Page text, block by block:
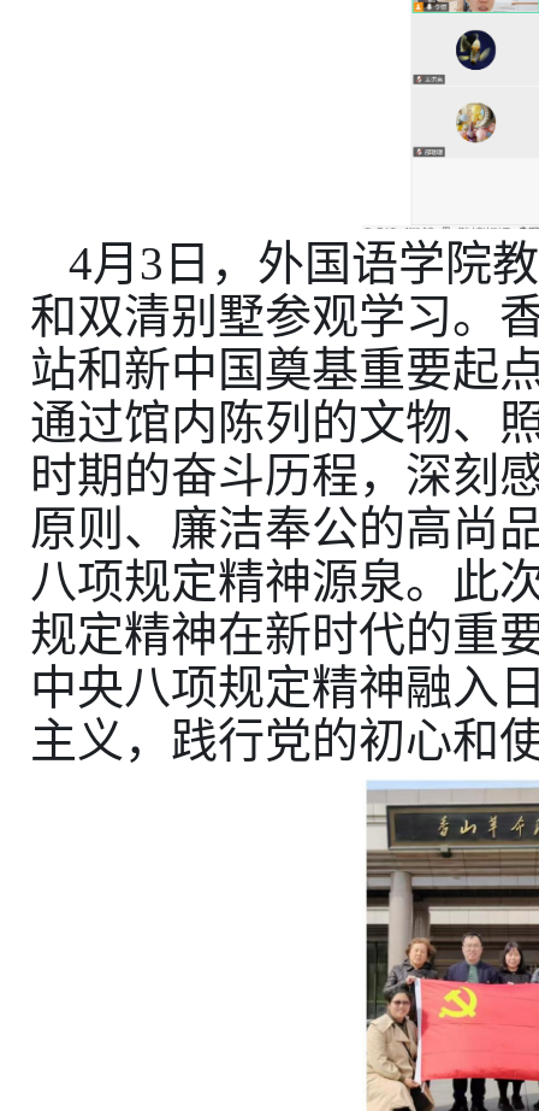
4月 3 日，外国语学院
和双清别墅参观学习。
站和新中国奠基重要起
通过馆内陈列的文物、
时期的奋斗历程，深刻
原则、廉洁奉公的高尚
八项规定精神源泉。此
规定精神在新时代的重
中央八项规定精神融入
主义，践行党的初心和